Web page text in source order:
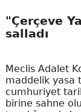
"Çerçeve
salladı
Meclis Adalet
maddelik yasa
cumhuriyet
birine sahne